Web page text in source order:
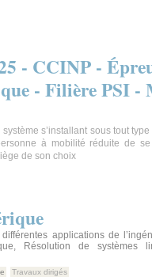
- CCINP -
- Filière PSI -
s’installant sous tout
à mobilité réduite de
de son choix
applications de
Résolution de systèmes
Travaux dirigés